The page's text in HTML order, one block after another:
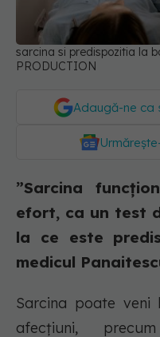
sarcina si predispozitia la
PRODUCTION
Adaugă-ne ca
”Sarcina
efort, ca un test
la ce este
medicul
Sarcina poate veni
afecțiuni,